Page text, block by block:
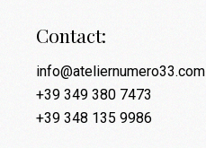
Contact:
info@ateliernumero33.com
+39 349 380 7473
+39 348 135 9986